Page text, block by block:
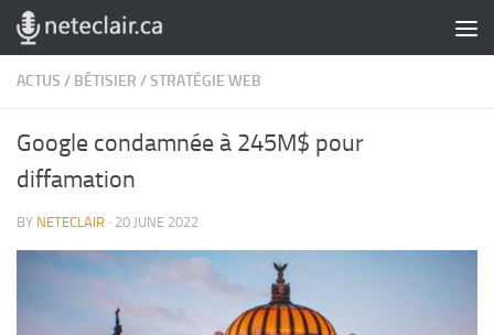
Skip to content
ACTUS / BÊTISIER /STRATÉGIE WEB
Google condamnée à 245M$ pour
diffamation
BY NETECLAIR · 20 JUNE 2022